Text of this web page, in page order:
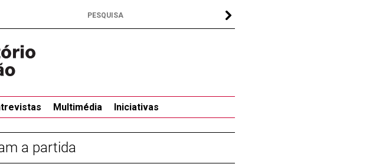
Multimédia Iniciativas
a partida